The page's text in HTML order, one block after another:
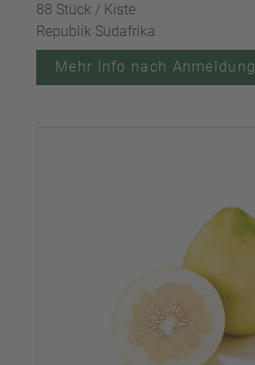
88 Stück / Kiste
Republik Südafrika
Mehr Info nach Anmeldung